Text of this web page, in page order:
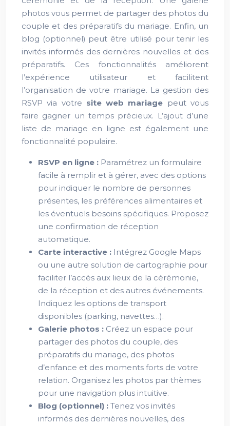
photos vous permet de partager des photos du
couple et des préparatifs du mariage. Enfin, un
blog (optionnel) peut être utilisé pour tenir les
invités informés des dernières nouvelles et des
préparatifs. Ces fonctionnalités améliorent
l’expérience utilisateur et facilitent
l’organisation de votre mariage. La gestion des
RSVP via votre site web mariage peut vous
faire gagner un temps précieux. L’ajout d’une
liste de mariage en ligne est également une
fonctionnalité populaire.
RSVP en ligne : Paramétrez un formulaire
facile à remplir et à gérer, avec des options
pour indiquer le nombre de personnes
présentes, les préférences alimentaires et
les éventuels besoins spécifiques. Proposez
une confirmation de réception
automatique.
Carte interactive : Intégrez Google Maps
ou une autre solution de cartographie pour
faciliter l’accès aux lieux de la cérémonie,
de la réception et des autres événements.
Indiquez les options de transport
disponibles (parking, navettes…).
Galerie photos : Créez un espace pour
partager des photos du couple, des
préparatifs du mariage, des photos
d’enfance et des moments forts de votre
relation. Organisez les photos par thèmes
pour une navigation plus intuitive.
Blog (optionnel) : Tenez vos invités
informés des dernières nouvelles, des